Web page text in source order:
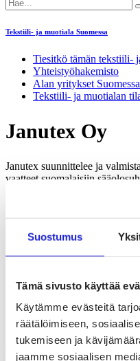
Suostumus
Tämä sivusto käyttää
Käytämme evästeitä
räätälöimiseen,
tukemiseen ja
jaamme sosiaalisen
Tekstiili- ja muotiala Suomessa
Tiesitkö tämän tekstiili-
Yhteistyö­hakemisto
Alan yritykset
Tekstiili- ja muotialan
Janutex Oy
Janutex suunnittelee ja
vaatteet suomalaisiin
syysilmasta, sateisesta
kurahaalarit ja takit pitävät
Janutexin missiona on
Tietoa yrityksestä
Janutex on suomalainen
valmistaa laadukkaita,